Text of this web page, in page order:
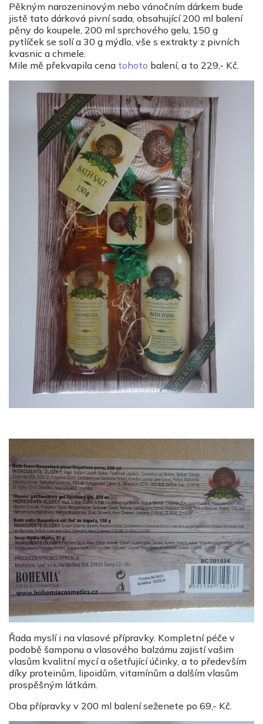
Pěkným narozeninovým nebo vánočním dárkem bude
jistě tato dárková pivní sada, obsahující 200 ml balení
pěny do koupele, 200 ml sprchového gelu, 150 g
pytlíček se solí a 30 g mýdlo, vše s extrakty z pivních
kvasnic a chmele.
Mile mě překvapila cena tohoto balení, a to 229,- Kč.
Řada myslí i na vlasové přípravky. Kompletní péče v
podobě šamponu a vlasového balzámu zajistí vašim
vlasům kvalitní mycí a ošetřující účinky, a to především
díky proteinům, lipoidům, vitamínům a dalším vlasům
prospěšným látkám.
Oba přípravky v 200 ml balení seženete po 69,- Kč.